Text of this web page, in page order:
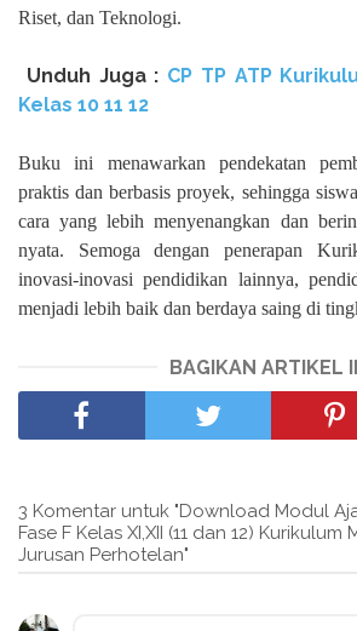
Riset, dan Teknologi.
Unduh Juga : CP TP ATP
Kelas 10 11 12
Buku ini menawarkan pendekatan
praktis dan berbasis proyek, sehingga
cara yang lebih menyenangkan dan
nyata. Semoga dengan penerapan
inovasi-inovasi pendidikan lainnya,
menjadi lebih baik dan berdaya saing di
BAGIKAN ARTIKEL
3 Komentar untuk "Download Modul
Fase F Kelas XI,XII (11 dan 12) Kurikulum
Jurusan Perhotelan"